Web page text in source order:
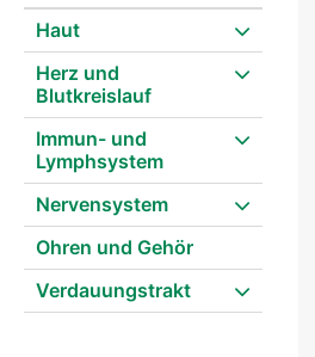
Haut
Herz und
Blutkreislauf
Immun- und
Lymphsystem
Nervensystem
Ohren und Gehör
Verdauungstrakt